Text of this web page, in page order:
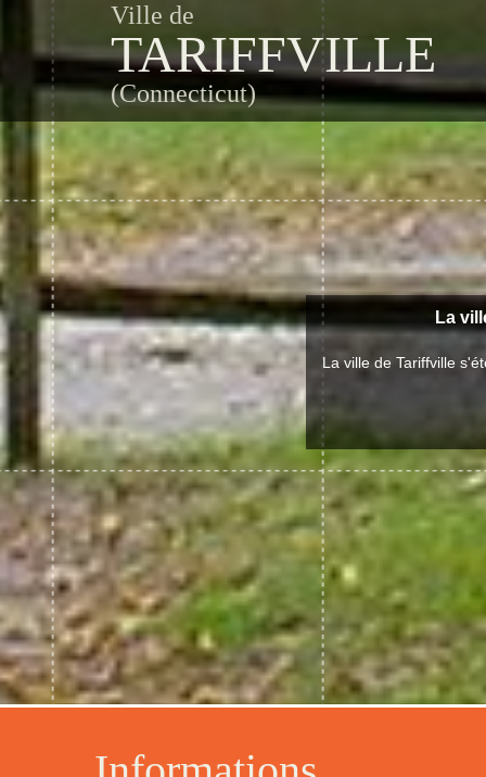
Ville de
TARIFFVILLE
(Connecticut)
La
La ville de Tariffville